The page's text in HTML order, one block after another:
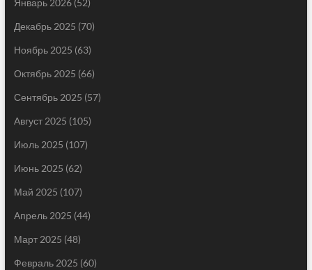
Январь 2026(52)
Декабрь 2025 (70)
Ноябрь 2025 (63)
Октябрь 2025 (66)
Сентябрь 2025 (57)
Август 2025 (105)
Июль 2025 (107)
Июнь 2025 (62)
Май 2025 (107)
Апрель 2025 (44)
Март 2025 (48)
Февраль 2025 (60)